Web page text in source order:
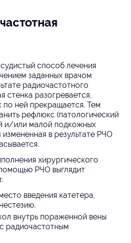
способ лечения
заданных врачом
радиочастотного
стенка разогревается,
по ней прекращается. Тем
рефлюкс (патологический
и/или малой подкожных
в результате РЧО
хирургического
РЧО выглядит
введения катетера,
внутрь пораженной вены
радиочастотным